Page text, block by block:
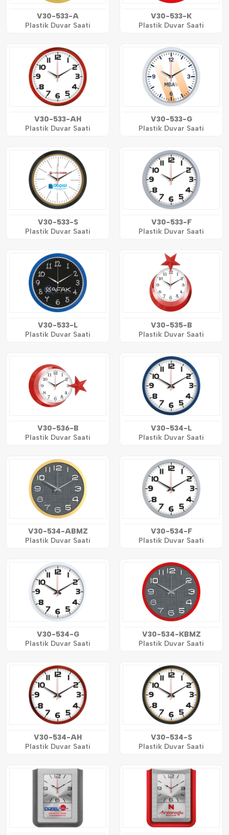
V30-533-A
Plastik Duvar Saati
V30-533-K
Plastik Duvar Saati
V30-533-AH
Plastik Duvar Saati
V30-533-G
Plastik Duvar Saati
V30-533-S
Plastik Duvar Saati
V30-533-F
Plastik Duvar Saati
V30-533-L
Plastik Duvar Saati
V30-535-B
Plastik Duvar Saati
V30-536-B
Plastik Duvar Saati
V30-534-L
Plastik Duvar Saati
V30-534-ABMZ
Plastik Duvar Saati
V30-534-F
Plastik Duvar Saati
V30-534-G
Plastik Duvar Saati
V30-534-KBMZ
Plastik Duvar Saati
V30-534-AH
Plastik Duvar Saati
V30-534-S
Plastik Duvar Saati